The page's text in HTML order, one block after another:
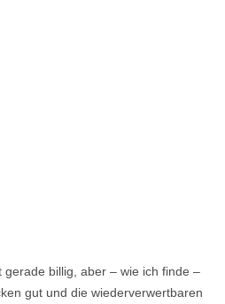
gerade billig, aber – wie ich finde –
gut und die wiederverwertbaren